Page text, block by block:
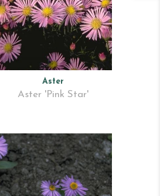
Aster
Aster 'Pink Star'